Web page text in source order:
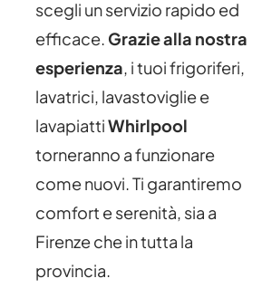
scegli un servizio rapido ed
efficace. Grazie alla nostra
esperienza, i tuoi frigoriferi,
lavatrici, lavastoviglie e
lavapiattiWhirlpool
torneranno a funzionare
come nuovi. Ti garantiremo
comfort e serenità, sia a
Firenze che in tutta la
provincia.